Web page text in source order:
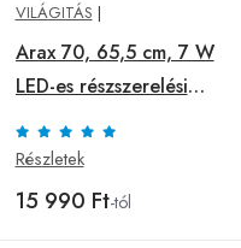
VILÁGITÁS |
Arax 70, 65,5 cm, 7 W
LED-es részszerelési
lámpa
Részletek
15 990 Ft-tól